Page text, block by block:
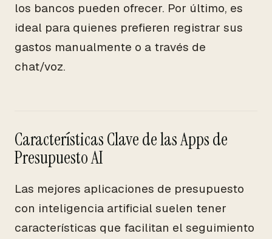
los bancos pueden ofrecer. Por último, es
ideal para quienes prefieren registrar sus
gastos manualmente o a través de
chat/voz.
Características Clave de las Apps de
Presupuesto AI
Las mejores aplicaciones de presupuesto
con inteligencia artificial suelen tener
características que facilitan el seguimiento